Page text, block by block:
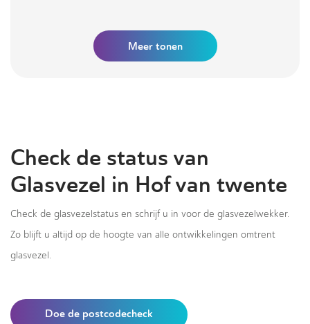
Meer tonen
Check de status van
Glasvezel in Hof van twente
Check de glasvezelstatus en schrijf u in voor de glasvezelwekker.
Zo blijft u altijd op de hoogte van alle ontwikkelingen omtrent
glasvezel.
Doe de postcodecheck